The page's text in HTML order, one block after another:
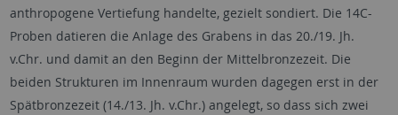
anthropogene Vertiefung handelte, gezielt sondiert. Die 14C-
Proben datieren die Anlage des Grabens in das 20./19. Jh.
v.Chr. und damit an den Beginn der Mittelbronzezeit. Die
beiden Strukturen im Innenraum wurden dagegen erst in der
Spätbronzezeit (14./13. Jh. v.Chr.) angelegt, so dass sich zwei